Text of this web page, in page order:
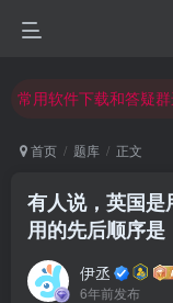
欢迎反馈网站中存在
常用软件下载和答疑
欢迎访问伊丞小站！
首页 题库 正文
有人说，英国
用的先后顺序是
伊丞
6年前发布